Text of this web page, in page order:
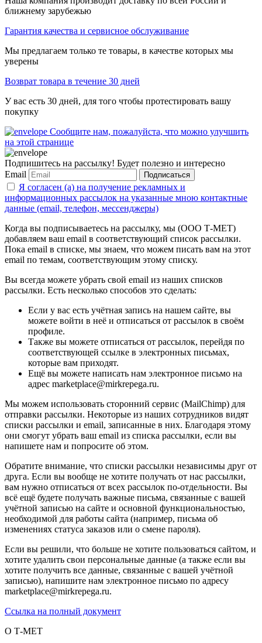
ближнему зарубежью
Гарантия качества и сервисное обслуживание
Мы предлагаем только те товары, в качестве которых мы
уверены
Возврат товара в течение 30 дней
У вас есть 30 дней, для того чтобы протестировать вашу
покупку
Сообщите нам, пожалуйста, что можно улучшить
на этой странице
Подпишитесь на рассылку! Будет полезно и интересно
Email
Подписаться
Я согласен (а) на получение рекламных и
информационных рассылок на указанные мною контактные
данные (email, телефон, мессенджеры)
Когда вы подписываетесь на рассылку, мы (ООО Т-МЕТ)
добавляем ваш email в соответствующий список рассылки.
Пока email в списке, мы знаем, что можем писать вам на этот
email по темам, соответствующим этому списку.
Вы всегда можете убрать свой email из наших списков
рассылки. Есть несколько способов это сделать:
Если у вас есть учётная запись на нашем сайте, вы
можете войти в неё и отписаться от рассылок в своём
профиле.
Также вы можете отписаться от рассылок, перейдя по
соответствующей ссылке в электронных письмах,
которые вам приходят.
Ещё вы можете написать нам электронное письмо на
адрес marketplace@mirkrepega.ru.
Мы можем использовать сторонний сервис (MailChimp) для
отправки рассылки. Некоторые из наших сотрудников видят
списки рассылки и email, записанные в них. Благодаря этому
они смогут убрать ваш email из списка рассылки, если вы
напишете нам и попросите об этом.
Обратите внимание, что списки рассылки независимы друг от
друга. Если вы вообще не хотите получать от нас рассылки,
вам нужно отписаться от всех рассылок по-отдельности. Вы
всё ещё будете получать важные письма, связанные с вашей
учётной записью на сайте и основной функциональностью,
необходимой для работы сайта (например, письма об
изменениях статуса заказов или о смене пароля).
Если вы решили, что больше не хотите пользоваться сайтом, и
хотите удалить свои персональные данные (а также если вы
хотите получить все данные, связанные с вашей учётной
записью), напишите нам электронное письмо по адресу
marketplace@mirkrepega.ru.
Ссылка на полный документ
О Т-МЕТ